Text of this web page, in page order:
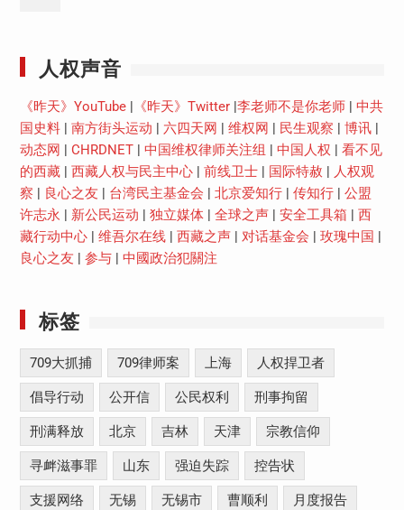
人权声音
《昨天》YouTube| 《昨天》Twitter| 李老师不是你老师| 中共
国史料| 南方街头运动 六四天网 维权网 民生观察 博讯|
动态网
CHRDNET| 中国维权律师关注组 中国人权
看不见
的西藏| 西藏人权与民主中心| 前线卫士| 国际特赦
人权观
察
良心之友 台湾民主基金会 北京爱知行| 传知行| 公盟
许志永
新公民运动 独立媒体| 全球之声| 安全工具箱
西
藏行动中心| 维吾尔在线| 西藏之声| 对话基金会 玫瑰中国
良心之友
参与| 中國政治犯關注
标签
709大抓捕 709律师案 上海 人权捍卫者
倡导行动 公开信 公民权利 刑事拘留
刑满释放 北京 吉林 天津 宗教信仰
寻衅滋事罪 山东 强迫失踪 控告状
支援网络 无锡 无锡市 曹顺利 月度报告